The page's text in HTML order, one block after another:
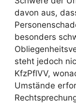
davon aus,
besonders
steht jedoch
KfzPflVV,
Umstände